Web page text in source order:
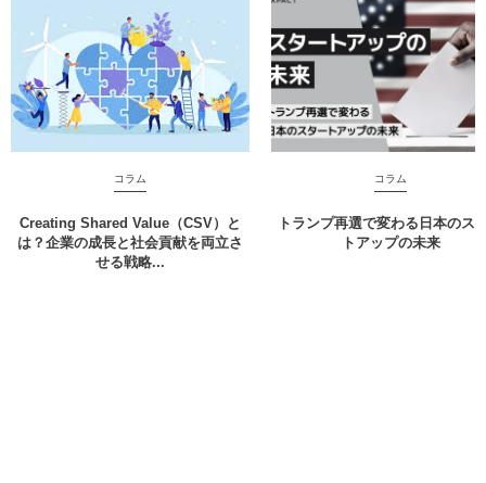
コラム
Creating Shared Value（CSV）と
は？企業の成長と社会貢献を両立さ
せる戦略...
コラム
トランプ再選で変わる日本のス
トアップの未来